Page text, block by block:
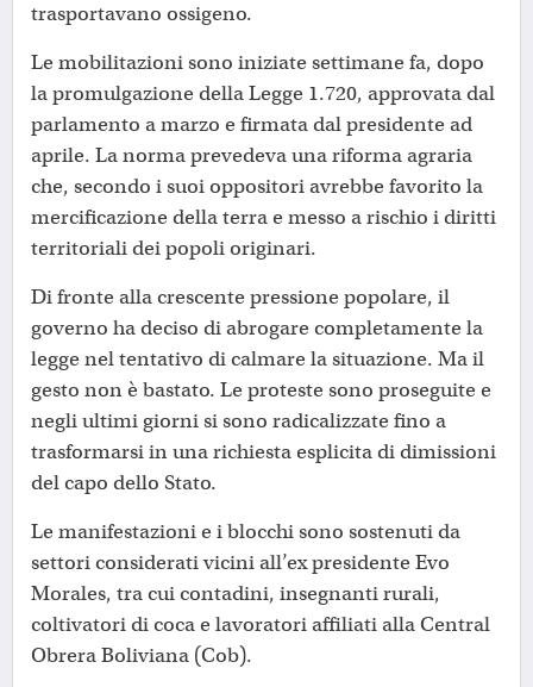
trasportavano ossigeno.
Le mobilitazioni sono iniziate settimane fa, dopo
la promulgazione della Legge 1.720, approvata dal
parlamento a marzo e firmata dal presidente ad
aprile. La norma prevedeva una riforma agraria
che, secondo i suoi oppositori avrebbe favorito la
mercificazione della terra e messo a rischio i diritti
territoriali dei popoli originari.
Di fronte alla crescente pressione popolare, il
governo ha deciso di abrogare completamente la
legge nel tentativo di calmare la situazione. Ma il
gesto non è bastato. Le proteste sono proseguite e
negli ultimi giorni si sono radicalizzate fino a
trasformarsi in una richiesta esplicita di dimissioni
del capo dello Stato.
Le manifestazioni e i blocchi sono sostenuti da
settori considerati vicini all’ex presidente Evo
Morales, tra cui contadini, insegnanti rurali,
coltivatori di coca e lavoratori affiliati alla Central
Obrera Boliviana (Cob).